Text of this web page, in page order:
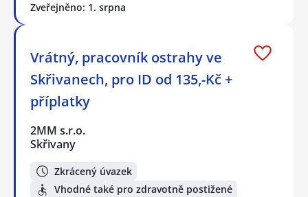
Zveřejněno: 1. srpna
Vrátný, pracovník ostrahy ve
Skřivanech, pro ID od 135,-Kč +
příplatky
2MM s.r.o.
Skřivany
Zkrácený úvazek
Vhodné také pro zdravotně postižené